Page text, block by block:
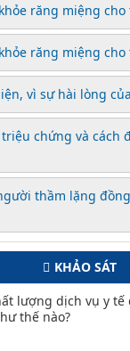
răng miệng
răng miệng
vì sự hài lòng
chứng và cách
thầm lặng
KHẢO SÁT
lượng dịch vụ y tế
thế nào?